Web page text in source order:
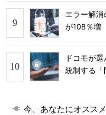
エラー解消
が108％増
ドコモが
統制する「
今、あなたにオススメ